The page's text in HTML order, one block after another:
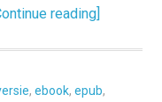
reading]
,ebook,epub,